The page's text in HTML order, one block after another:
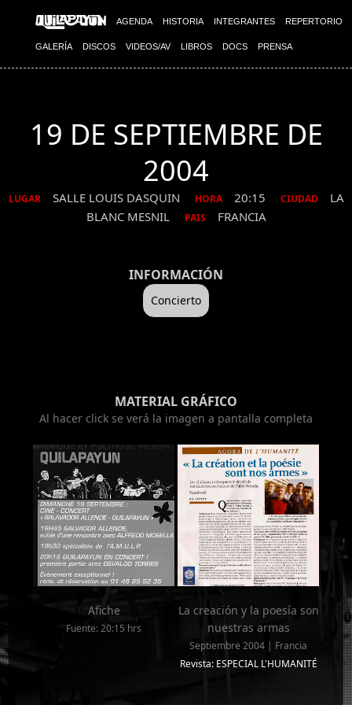
AGENDA HISTORIA INTEGRANTES REPERTORIO
GALERÍA DISCOS VIDEOS/AV LIBROS DOCS PRENSA
19 DE SEPTIEMBRE DE
2004
LUGAR SALLE LOUIS DASQUIN HORA 20:15 CIUDAD
LA
BLANC MESNIL
PAIS FRANCIA
INFORMACIÓN
Concierto
MATERIAL GRÁFICO
Al hacer click se verá la imagen a pantalla completa
Afiche
Fuente: 20:15 hrs
La creación y la poesía son
nuestras armas
Septiembre 2004 | Francia
Revista: ESPECIAL L'HUMANITÉ